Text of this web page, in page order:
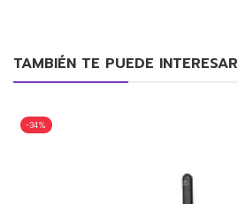
TAMBIÉN TE PUEDE INTERESAR
-34%